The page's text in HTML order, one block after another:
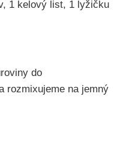
1 kelový list, 1 lyžičku
do
rozmixujeme na jemný